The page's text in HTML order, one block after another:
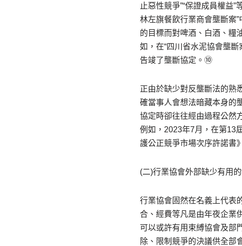
止惡性競爭”“保證成員權益
林左旗餐飲行業商會壟斷案
的目標而對啤酒、白酒、糧
如，在“四川省水泥協會壟
告竣了壟斷協定。⑩
正由於缺少對反壟斷法的熟
確當事人會想法暗藏本身的
協定時卻往往經由過程公然
例如，2023年7月，在第13
護公正競爭市場次序許諾書
(二)行業協會外部缺少有用
行業協會固然在名義上代表
合、經費等凡是由年夜企業
可以或許有用束縛協會及部
除、限制競爭的決議供全部